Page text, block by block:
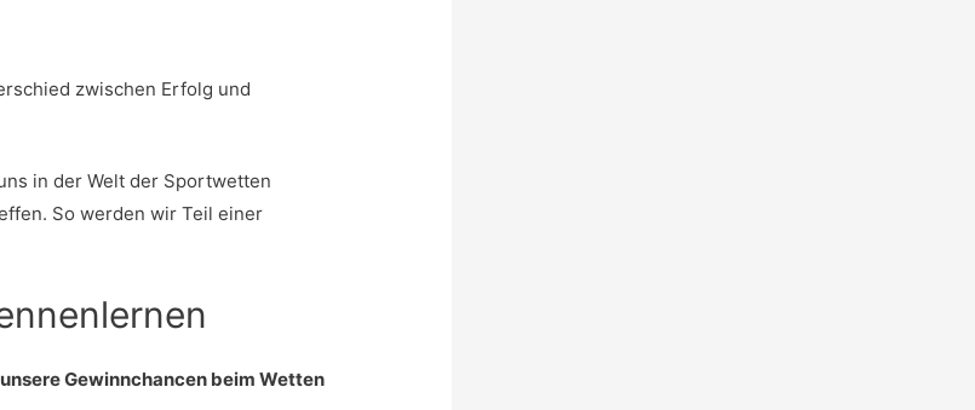
zwischen Erfolg und
in der Welt der Sportwetten
So werden wir Teil einer
Gewinnchancen beim Wetten